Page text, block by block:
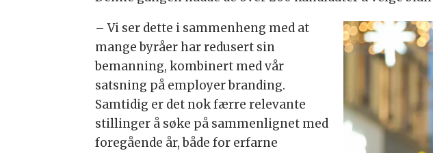
– Vi ser dette i sammenheng med at
mange byråer har redusert sin
bemanning, kombinert med vår
satsning på employer branding.
Samtidig er det nok færre relevante
stillinger å søke på sammenlignet med
foregående år, både for erfarne